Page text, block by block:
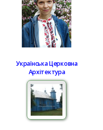
Українська Церковна
Архітектура